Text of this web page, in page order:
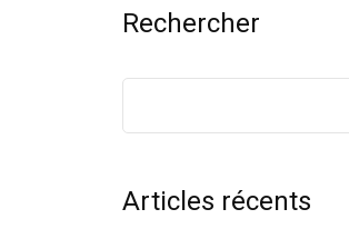
Rechercher
Articles récents